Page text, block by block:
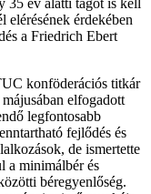
35 év alatti tagot is kell
elérésének érdekében
a Friedrich Ebert
konföderációs titkár
elfogadott
legfontosabb
fejlődés és
de ismertette
a minimálbér és
béregyenlőség.